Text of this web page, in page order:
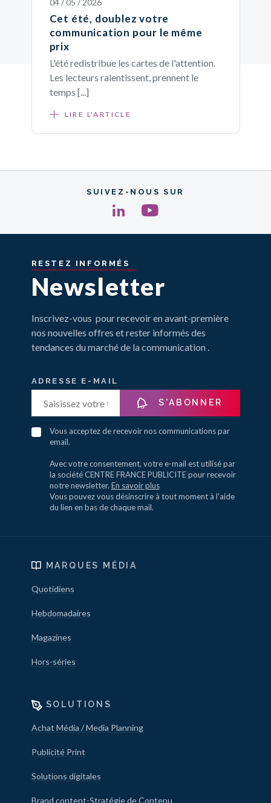
Cet été, doublez votre
communication pour le même
prix
L'été redistribue les cartes de l'attention.
Les lecteurs ralentissent, prennent le
temps [...]
LIRE L'ARTICLE
SUIVEZ-NOUS SUR
RESTEZ INFORMÉS
Newsletter
Inscrivez-vous pour recevoir en avant-première
nos nouvelles offres et rester informés des
tendances du marché de la communication .
ADRESSE E-MAIL
S'ABONNER
Vous acceptez de recevoir nos communications par
email.
Avec votre consentement, votre e-mail est utilisé par
la société CENTRE FRANCE PUBLICITE pour recevoir
notre newsletter. En savoir plus
Vous pouvez vous désinscrire à tout moment à l’aide
du lien en bas de chaque mail.
MARQUES MÉDIA
Quotidiens
Hebdomadaires
Magazines
Hors-séries
SOLUTIONS
Achat Média / Media Planning
Publicité Print
Solutions digitales
Brand content-Stratégie de Contenu